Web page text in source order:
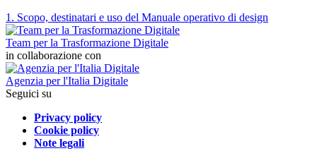
1. Scopo, destinatari e uso del Manuale operativo di design
Team per la Trasformazione Digitale
in collaborazione con
Agenzia per l'Italia Digitale
Seguici su
Privacy policy
Cookie policy
Note legali